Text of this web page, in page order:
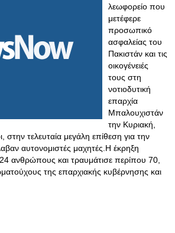
λεωφορείο που
μετέφερε
προσωπικό
ασφαλείας του
Πακιστάν και τις
οικογένειές
τους στη
νοτιοδυτική
επαρχία
Μπαλουχιστάν
την Κυριακή,
τελευταία μεγάλη επίθεση για την
αυτονομιστές μαχητές.Η έκρηξη
ανθρώπους και τραυμάτισε περίπου 70,
της επαρχιακής κυβέρνησης και